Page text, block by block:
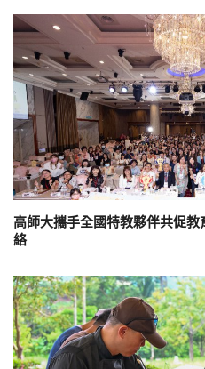
高師大攜手全國特教夥伴共促
絡